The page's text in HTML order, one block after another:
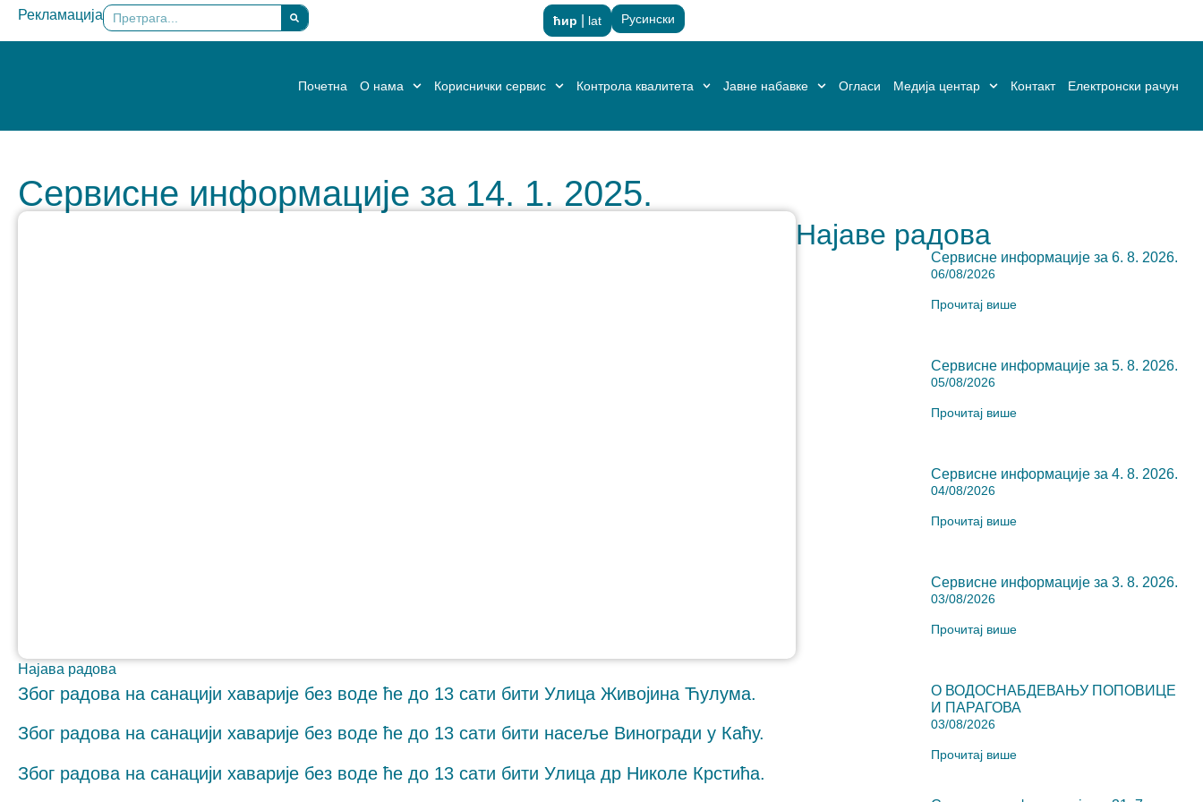
Рекламација ћир lat Русински
Почетна О нама Кориснички сервис Контрола квалитета Јавне набавке Огласи Медија центар Контакт Електронски рачун
Најаве радова
Сервисне информације за 6. 8. 2026.
06/08/2026
Прочитај више
Сервисне информације за 5. 8. 2026.
05/08/2026
Прочитај више
Сервисне информације за 4. 8. 2026.
04/08/2026
Прочитај више
Сервисне информације за 3. 8. 2026.
03/08/2026
Прочитај више
О ВОДОСНАБДЕВАЊУ ПОПОВИЦЕ
И ПАРАГОВА
03/08/2026
Прочитај више
Сервисне информације за 14. 1. 2025.
Најава радова
Због радова на санацији хаварије без воде ће до 13 сати бити Улица Живојина Ћулума.
Због радова на санацији хаварије без воде ће до 13 сати бити насеље Виногради у Каћу.
Због радова на санацији хаварије без воде ће до 13 сати бити Улица др Николе Крстића.
the website
to function.
Статистика
us to
improve the